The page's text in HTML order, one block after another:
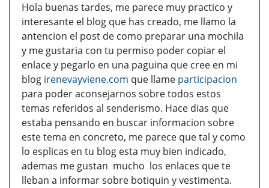
Hola buenas tardes, me parece muy practico y
interesante el blog que has creado, me llamo la
antencion el post de como preparar una mochila
y me gustaria con tu permiso poder copiar el
enlace y pegarlo en una paguina que cree en mi
blog irenevayviene.com que llame participacion
para poder aconsejarnos sobre todos estos
temas referidos al senderismo. Hace dias que
estaba pensando en buscar informacion sobre
este tema en concreto, me parece que tal y como
lo esplicas en tu blog esta muy bien indicado,
ademas me gustan mucho los enlaces que te
lleban a informar sobre botiquin y vestimenta.